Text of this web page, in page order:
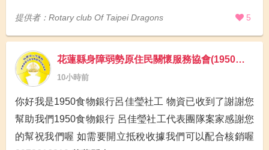
提供者：Rotary club Of Taipei Dragons 5
花蓮縣身障弱勢原住民關懷服務協會(1950食物銀行)
10小時前
你好我是1950食物銀行呂佳瑩社工 物資已收到了謝謝您
幫助我們1950食物銀行 呂佳瑩社工代表團隊案家感謝您
的幫祝我們喔 如需要開立抵稅收據我們可以配合核銷喔